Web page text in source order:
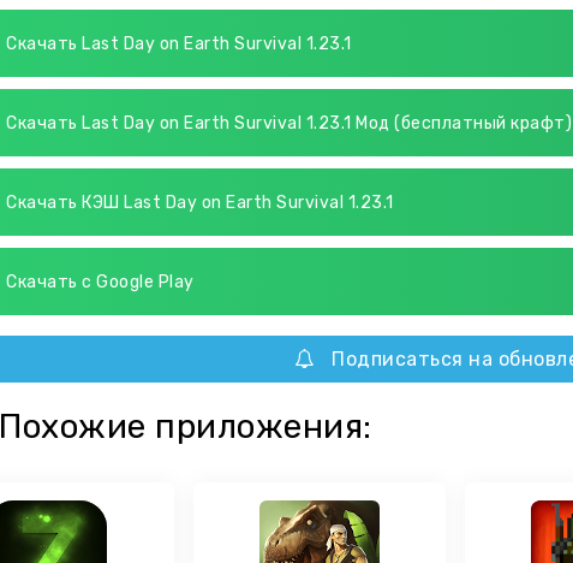
Скачать Last Day on Earth Survival 1.23.1
Скачать Last Day on Earth Survival 1.23.1 Мод (бесплатный крафт)
Скачать КЭШ Last Day on Earth Survival 1.23.1
Скачать с Google Play
Подписаться на
Похожие приложения: